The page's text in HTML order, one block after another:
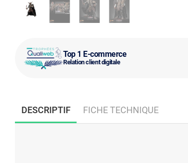
Top 1 E-commerce
Relation client digitale
DESCRIPTIF FICHE TECHNIQUE